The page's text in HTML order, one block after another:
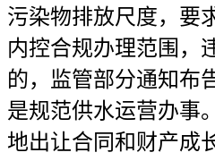
污染物排放尺度，要
内控合规办理范围，
的，监管部分通知布
是规范供水运营办事
地出让合同和财产成